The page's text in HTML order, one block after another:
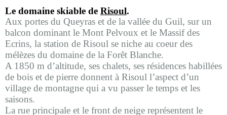
Le domaine skiable de Risoul.
Aux portes du Queyras et de la vallée du Guil, sur un
balcon dominant le Mont Pelvoux et le Massif des
Ecrins, la station de Risoul se niche au coeur des
mélèzes du domaine de la Forêt Blanche.
A 1850 m d’altitude, ses chalets, ses résidences habillées
de bois et de pierre donnent à Risoul l’aspect d’un
village de montagne qui a vu passer le temps et les
saisons.
La rue principale et le front de neige représentent le